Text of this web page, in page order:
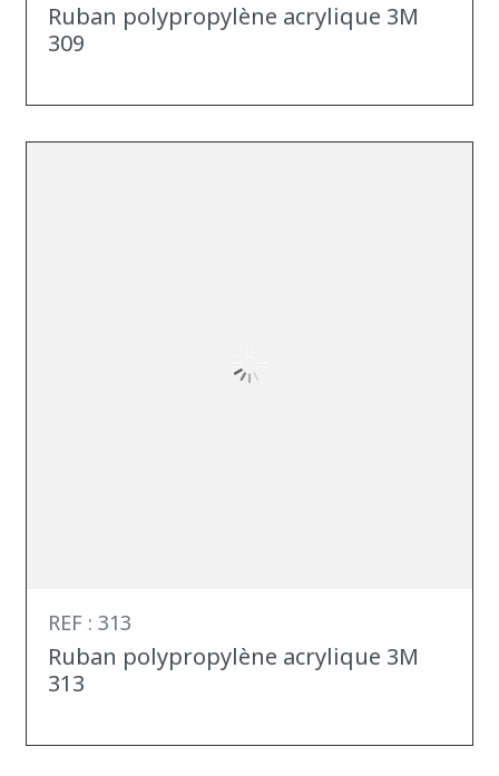
Ruban polypropylène acrylique 3M
309
REF : 313
Ruban polypropylène acrylique 3M
313